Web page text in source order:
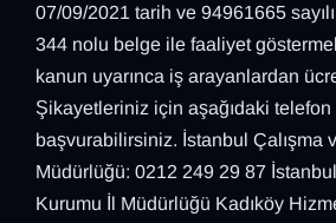
07/09/2021 tarih ve 94961665
344 nolu belge ile faaliyet
kanun uyarınca iş arayanlardan
Şikayetleriniz için aşağıdaki telefon
başvurabilirsiniz. İstanbul Çalışma
Müdürlüğü: 0212 249 29 87
Kurumu İl Müdürlüğü Kadıköy